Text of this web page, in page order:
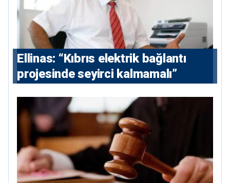
Ellinas: “Kıbrıs elektrik bağlantı
projesinde seyirci kalmamalı”